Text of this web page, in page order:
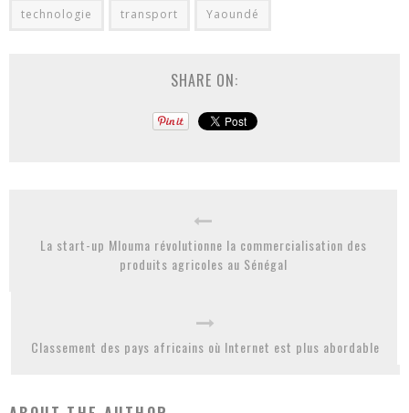
technologie transport Yaoundé
SHARE ON:
La start-up Mlouma révolutionne la commercialisation des
produits agricoles au Sénégal
Classement des pays africains où Internet est plus abordable